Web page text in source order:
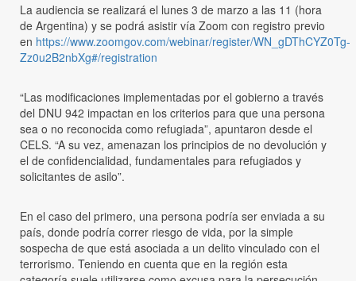
La audiencia se realizará el lunes 3 de marzo a las 11 (hora
de Argentina) y se podrá asistir vía Zoom con registro previo
en https://www.zoomgov.com/webinar/register/WN_gDThCYZ0Tg-
Zz0u2B2nbXg#/registration
“Las modificaciones implementadas por el gobierno a través
del DNU 942 impactan en los criterios para que una persona
sea o no reconocida como refugiada”, apuntaron desde el
CELS. “A su vez, amenazan los principios de no devolución y
el de confidencialidad, fundamentales para refugiados y
solicitantes de asilo”.
En el caso del primero, una persona podría ser enviada a su
país, donde podría correr riesgo de vida, por la simple
sospecha de que está asociada a un delito vinculado con el
terrorismo. Teniendo en cuenta que en la región esta